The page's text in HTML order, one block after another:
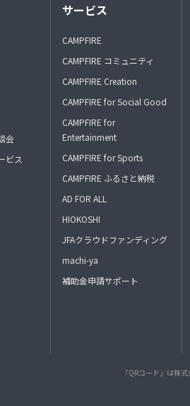
会
ビス
サービス
CAMPFIRE
CAMPFIRE コミュニティ
CAMPFIRE Creation
CAMPFIRE for Social Good
CAMPFIRE for
Entertainment
CAMPFIRE for Sports
CAMPFIRE ふるさと納税
AD FOR ALL
HIOKOSHI
JFAクラウドファンディング
machi-ya
補助金申請サポート
「QRコード」は株